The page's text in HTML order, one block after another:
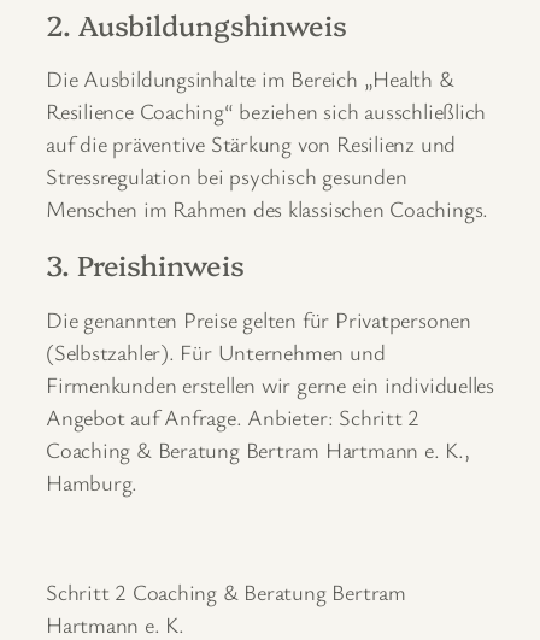
2. Ausbildungshinweis
Die Ausbildungsinhalte im Bereich „Health &
Resilience Coaching“ beziehen sich ausschließlich
auf die präventive Stärkung von Resilienz und
Stressregulation bei psychisch gesunden
Menschen im Rahmen des klassischen Coachings.
3. Preishinweis
Die genannten Preise gelten für Privatpersonen
(Selbstzahler). Für Unternehmen und
Firmenkunden erstellen wir gerne ein individuelles
Angebot auf Anfrage. Anbieter: Schritt 2
Coaching & Beratung Bertram Hartmann e. K.,
Hamburg.
Schritt 2 Coaching & Beratung Bertram
Hartmann e. K.